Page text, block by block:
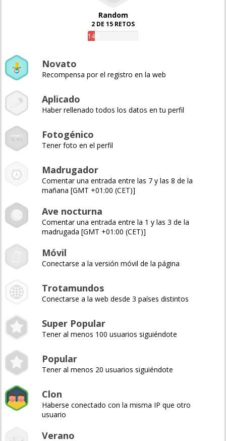
Random
2 DE 15 RETOS
14%
Novato
Recompensa por el registro en la web
Aplicado
Haber rellenado todos los datos en tu perfil
Fotogénico
Tener foto en el perfil
Madrugador
Comentar una entrada entre las 7 y las 8 de la
mañana [GMT +01:00 (CET)]
Ave nocturna
Comentar una entrada entre la 1 y las 3 de la
madrugada [GMT +01:00 (CET)]
Móvil
Conectarse a la versión móvil de la página
Trotamundos
Conectarse a la web desde 3 países distintos
Super Popular
Tener al menos 100 usuarios siguiéndote
Popular
Tener al menos 20 usuarios siguiéndote
Clon
Haberse conectado con la misma IP que otro
usuario
Verano